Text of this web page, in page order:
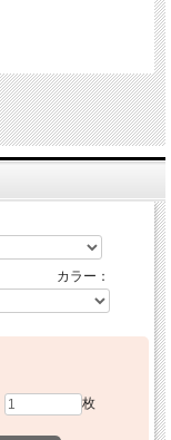
カラー：
枚